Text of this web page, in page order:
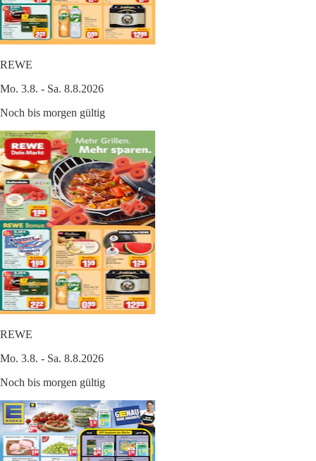
REWE
Mo. 3.8. - Sa. 8.8.2026
Noch bis morgen gültig
REWE
Mo. 3.8. - Sa. 8.8.2026
Noch bis morgen gültig